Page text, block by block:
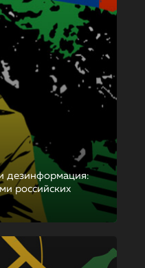
дезинформация:
российских